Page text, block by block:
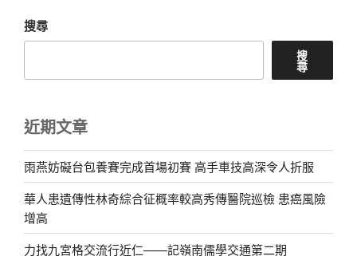
搜尋
搜
尋
近期文章
雨燕妨礙台包養賽完成首場初賽 高手車技高深令人折服
華人患遺傳性林奇綜合征概率較高秀傳醫院巡檢 患癌風險
增高
力找九宮格交流行近仁——記嶺南儒學交通第二期